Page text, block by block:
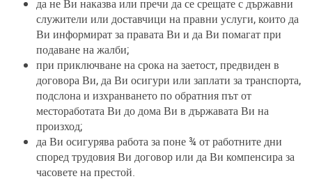
да не Ви наказва или пречи да се срещате с държавни
служители или доставчици на правни услуги, които да
Ви информират за правата Ви и да Ви помагат при
подаване на жалби;
при приключване на срока на заетост, предвиден в
договора Ви, да Ви осигури или заплати за транспорта,
подслона и изхранването по обратния път от
местоработата Ви до дома Ви в държавата Ви на
произход;
да Ви осигурява работа за поне ¾ от работните дни
според трудовия Ви договор или да Ви компенсира за
часовете на престой.